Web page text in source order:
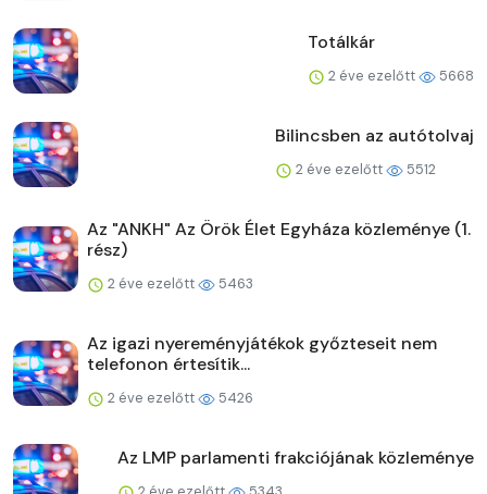
Totálkár
2 éve ezelőtt 5668
Bilincsben az autótolvaj
2 éve ezelőtt 5512
Az "ANKH" Az Örök Élet Egyháza közleménye (1.
rész)
2 éve ezelőtt 5463
Az igazi nyereményjátékok győzteseit nem
telefonon értesítik...
2 éve ezelőtt 5426
Az LMP parlamenti frakciójának közleménye